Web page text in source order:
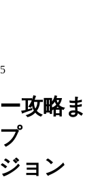
攻略ま
ョン